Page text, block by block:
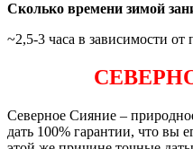
Сколько времени зимой
~2,5-3 часа в зависимости
Северное Сияние –
дать 100% гарантии, что вы